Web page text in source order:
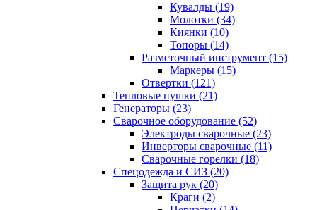
Кувалды (19)
Молотки (34)
Киянки (10)
Топоры (14)
Разметочный инструмент (15)
Маркеры (15)
Отвертки (121)
Тепловые пушки (21)
Генераторы (23)
Сварочное оборудование (52)
Электроды сварочные (23)
Инверторы сварочные (11)
Сварочные горелки (18)
Спецодежда и СИЗ (20)
Защита рук (20)
Краги (2)